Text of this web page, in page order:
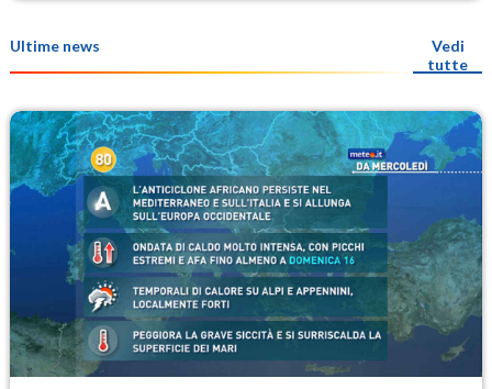
Ultime news
Vedi
tutte